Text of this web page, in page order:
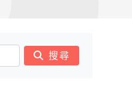
搜尋